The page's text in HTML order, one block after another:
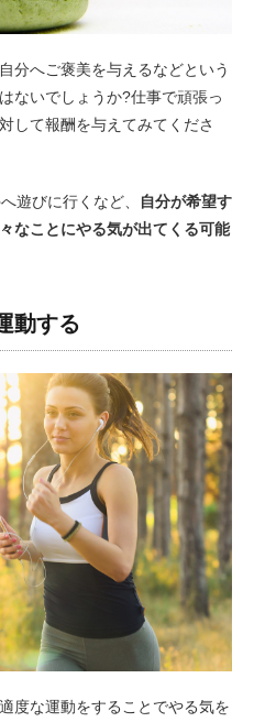
分へご褒美を与えるなどという
ないでしょうか?仕事で頑張っ
して報酬を与えてみてくださ
遊びに行くなど、
自分が希望す
なことにやる気が出てくる可能
動する
度な運動をすることでやる気を